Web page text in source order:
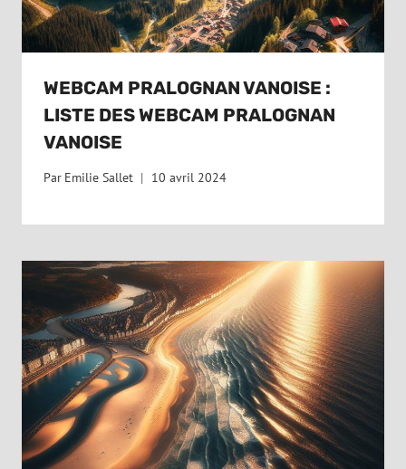
WEBCAM PRALOGNAN VANOISE :
LISTE DES WEBCAM PRALOGNAN
VANOISE
Par Emilie Sallet 10 avril 2024